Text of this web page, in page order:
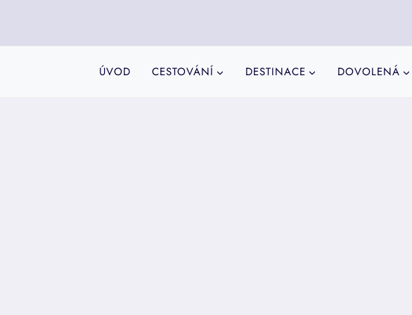
ÚVOD CESTOVÁNÍ DESTINACE DOVOLENÁ